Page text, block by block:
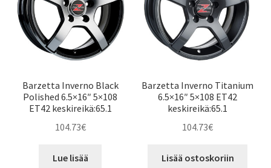
Barzetta Inverno Black
Polished 6.5×16″ 5×108
ET42 keskireikä:65.1
104.73€
Lue lisää
Barzetta Inverno Titanium
6.5×16″ 5×108 ET42
keskireikä:65.1
104.73€
Lisää ostoskoriin